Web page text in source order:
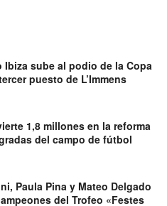
Ibiza sube al podio de la Copa
puesto de L’Immens
1,8 millones en la reforma
del campo de fútbol
Paula Pina y Mateo Delgado
del Trofeo «Festes